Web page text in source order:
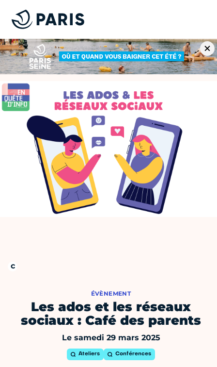
ÉVÈNEMENT
Les ados et les réseaux
sociaux : Café des parents
Le samedi 29 mars 2025
Ateliers Conférences